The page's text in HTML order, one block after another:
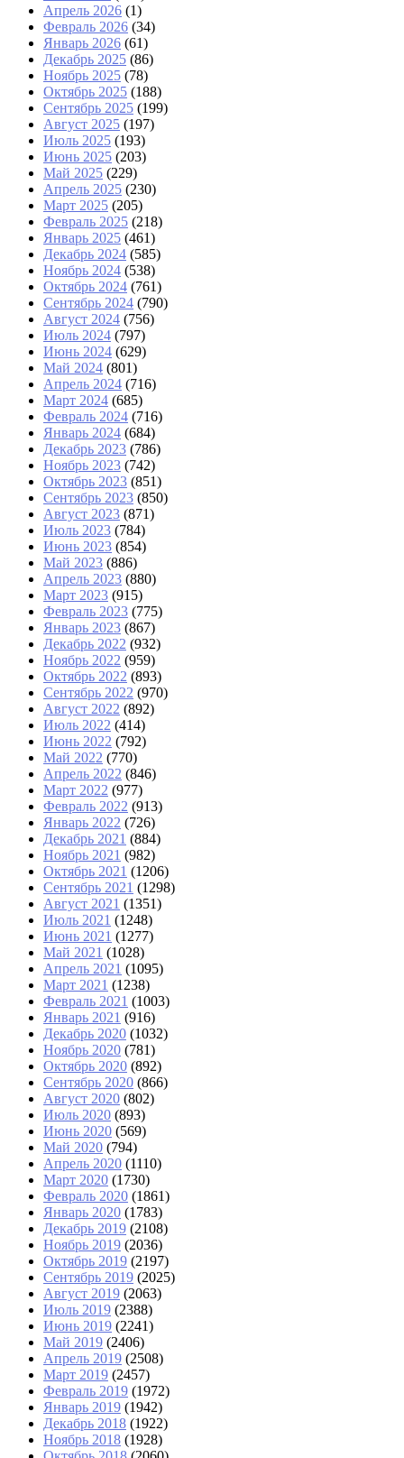
Апрель 2026 (1)
Февраль 2026 (34)
Январь 2026 (61)
Декабрь 2025 (86)
Ноябрь 2025 (78)
Октябрь 2025 (188)
Сентябрь 2025 (199)
Август 2025 (197)
Июль 2025 (193)
Июнь 2025 (203)
Май 2025 (229)
Апрель 2025 (230)
Март 2025 (205)
Февраль 2025 (218)
Январь 2025 (461)
Декабрь 2024 (585)
Ноябрь 2024 (538)
Октябрь 2024 (761)
Сентябрь 2024 (790)
Август 2024 (756)
Июль 2024 (797)
Июнь 2024 (629)
Май 2024 (801)
Апрель 2024 (716)
Март 2024 (685)
Февраль 2024 (716)
Январь 2024 (684)
Декабрь 2023 (786)
Ноябрь 2023 (742)
Октябрь 2023 (851)
Сентябрь 2023 (850)
Август 2023 (871)
Июль 2023 (784)
Июнь 2023 (854)
Май 2023 (886)
Апрель 2023 (880)
Март 2023 (915)
Февраль 2023 (775)
Январь 2023 (867)
Декабрь 2022 (932)
Ноябрь 2022 (959)
Октябрь 2022 (893)
Сентябрь 2022 (970)
Август 2022 (892)
Июль 2022 (414)
Июнь 2022 (792)
Май 2022 (770)
Апрель 2022 (846)
Март 2022 (977)
Февраль 2022 (913)
Январь 2022 (726)
Декабрь 2021 (884)
Ноябрь 2021 (982)
Октябрь 2021 (1206)
Сентябрь 2021 (1298)
Август 2021 (1351)
Июль 2021 (1248)
Июнь 2021 (1277)
Май 2021 (1028)
Апрель 2021 (1095)
Март 2021 (1238)
Февраль 2021 (1003)
Январь 2021 (916)
Декабрь 2020 (1032)
Ноябрь 2020 (781)
Октябрь 2020 (892)
Сентябрь 2020 (866)
Август 2020 (802)
Июль 2020 (893)
Июнь 2020 (569)
Май 2020 (794)
Апрель 2020 (1110)
Март 2020 (1730)
Февраль 2020 (1861)
Январь 2020 (1783)
Декабрь 2019 (2108)
Ноябрь 2019 (2036)
Октябрь 2019 (2197)
Сентябрь 2019 (2025)
Август 2019 (2063)
Июль 2019 (2388)
Июнь 2019 (2241)
Май 2019 (2406)
Апрель 2019 (2508)
Март 2019 (2457)
Февраль 2019 (1972)
Январь 2019 (1942)
Декабрь 2018 (1922)
Ноябрь 2018 (1928)